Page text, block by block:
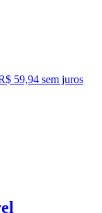
59,94 sem juros